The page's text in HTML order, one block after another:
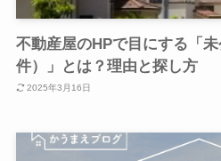
不動産屋のHPで目にする「
件）」とは？理由と探し方
2025年3月16日